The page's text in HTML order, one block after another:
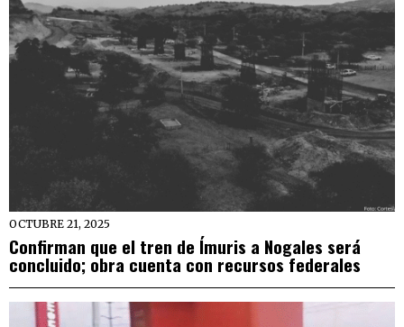
OCTUBRE 21, 2025
Confirman que el tren de Ímuris a Nogales será
concluido; obra cuenta con recursos federales